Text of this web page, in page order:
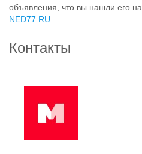
объявления, что вы нашли его на
NED77.RU
Контакты